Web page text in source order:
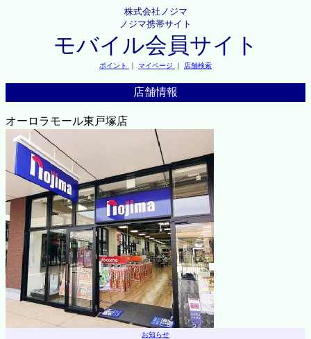
株式会社ノジマ
ノジマ携帯サイト
モバイル会員サイト
ポイント ｜ マイページ ｜ 店舗検索
店舗情報
オーロラモール東戸塚店
お知らせ